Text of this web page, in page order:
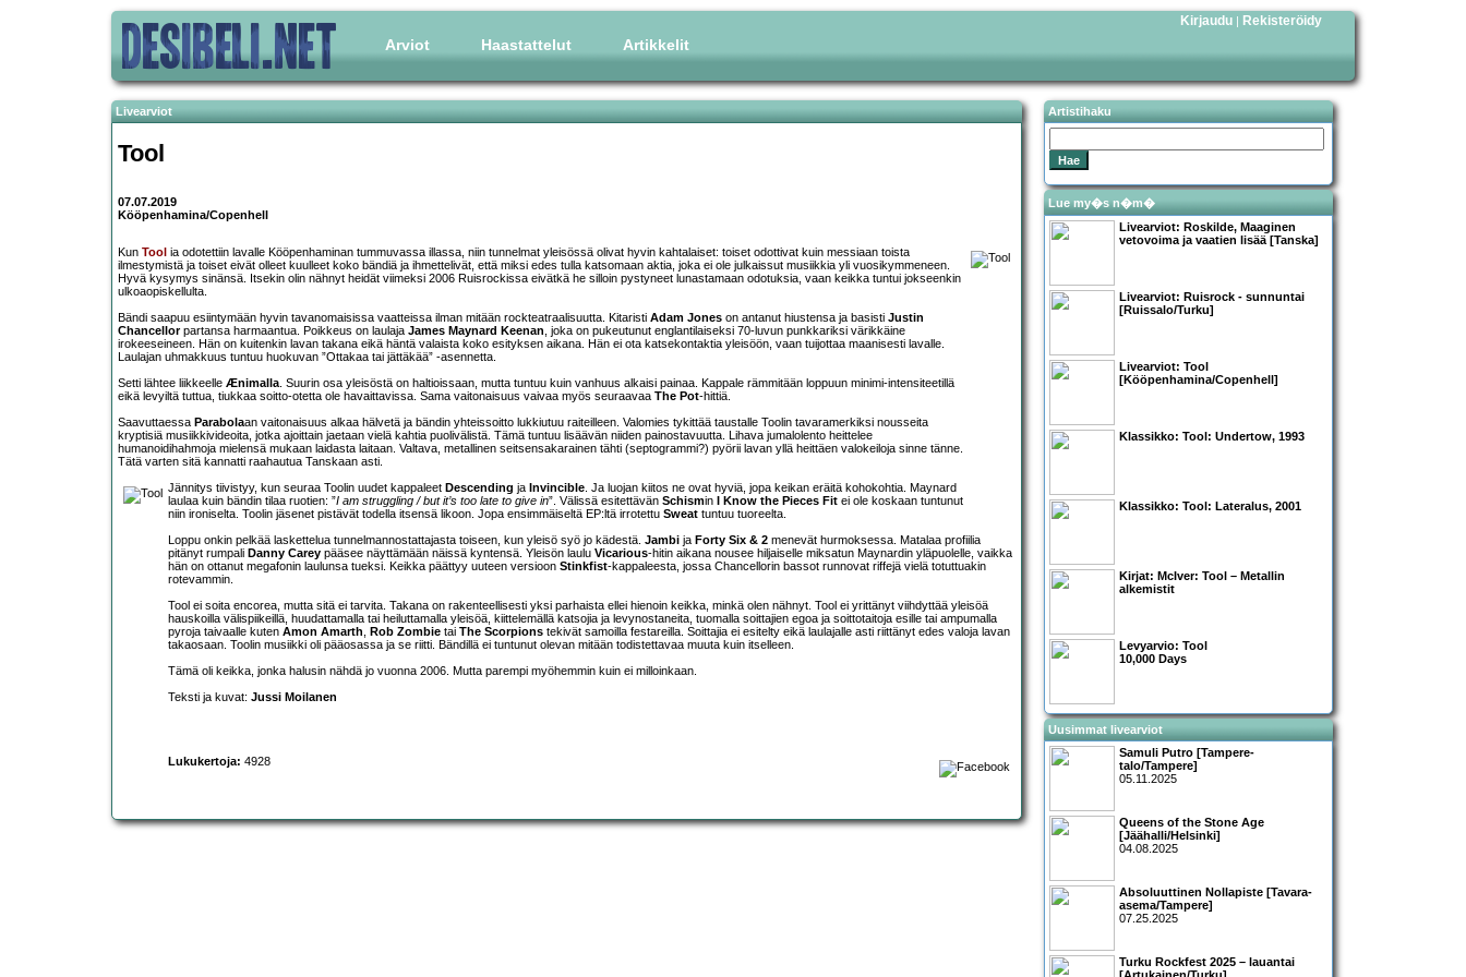
Arviot Haastattelut Artikkelit
Kirjaudu | Rekisteröidy
Livearviot
Tool
07.07.2019
Kööpenhamina/Copenhell
Kun Tool ia odotettiin lavalle Kööpenhaminan tummuvassa illassa, niin tunnelmat yleisössä olivat hyvin kahtalaiset: toiset odottivat kuin messiaan toista
ilmestymistä ja toiset eivät olleet kuulleet koko bändiä ja ihmettelivät, että miksi edes tulla katsomaan aktia, joka ei ole julkaissut musiikkia yli vuosikymmeneen.
Hyvä kysymys sinänsä. Itsekin olin nähnyt heidät viimeksi 2006 Ruisrockissa eivätkä he silloin pystyneet lunastamaan odotuksia, vaan keikka tuntui jokseenkin
ulkoaopiskellulta.
Bändi saapuu esiintymään hyvin tavanomaisissa vaatteissa ilman mitään rockteatraalisuutta. Kitaristi Adam Jones on antanut hiustensa ja basisti Justin
Chancellorpartansa harmaantua. Poikkeus on laulaja James Maynard Keenan, joka on pukeutunut englantilaiseksi 70-luvun punkkariksi värikkäine
irokeeseineen. Hän on kuitenkin lavan takana eikä häntä valaista koko esityksen aikana. Hän ei ota katsekontaktia yleisöön, vaan tuijottaa maanisesti lavalle.
Laulajan uhmakkuus tuntuu huokuvan ”Ottakaa tai jättäkää” -asennetta.
Setti lähtee liikkeelle Ænimalla. Suurin osa yleisöstä on haltioissaan, mutta tuntuu kuin vanhuus alkaisi painaa. Kappale rämmitään loppuun minimi-intensiteetillä
eikä levyiltä tuttua, tiukkaa soitto-otetta ole havaittavissa. Sama vaitonaisuus vaivaa myös seuraavaa The Pot-hittiä.
Saavuttaessa Parabolaan vaitonaisuus alkaa hälvetä ja bändin yhteissoitto lukkiutuu raiteilleen. Valomies tykittää taustalle Toolin tavaramerkiksi nousseita
kryptisiä musiikkivideoita, jotka ajoittain jaetaan vielä kahtia puolivälistä. Tämä tuntuu lisäävän niiden painostavuutta. Lihava jumalolento heittelee
humanoidihahmoja mielensä mukaan laidasta laitaan. Valtava, metallinen seitsensakarainen tähti (septogrammi?) pyörii lavan yllä heittäen valokeiloja sinne tänne.
Tätä varten sitä kannatti raahautua Tanskaan asti.
Jännitys tiivistyy, kun seuraa Toolin uudet kappaleet Descending ja Invincible. Ja luojan kiitos ne ovat hyviä, jopa keikan eräitä kohokohtia. Maynard
laulaa kuin bändin tilaa ruotien: ”I am struggling / but it’s too late to give in”. Välissä esitettävän Schismin I Know the Pieces Fit ei ole koskaan tuntunut
niin ironiselta. Toolin jäsenet pistävät todella itsensä likoon. Jopa ensimmäiseltä EP:ltä irrotettu Sweat tuntuu tuoreelta.
Loppu onkin pelkää laskettelua tunnelmannostattajasta toiseen, kun yleisö syö jo kädestä. Jambi ja Forty Six & 2 menevät hurmoksessa. Matalaa profiilia
pitänyt rumpali Danny Carey pääsee näyttämään näissä kyntensä. Yleisön laulu Vicarious-hitin aikana nousee hiljaiselle miksatun Maynardin yläpuolelle, vaikka
hän on ottanut megafonin laulunsa tueksi. Keikka päättyy uuteen versioon Stinkfist-kappaleesta, jossa Chancellorin bassot runnovat riffejä vielä totuttuakin
rotevammin.
Tool ei soita encorea, mutta sitä ei tarvita. Takana on rakenteellisesti yksi parhaista ellei hienoin keikka, minkä olen nähnyt. Tool ei yrittänyt viihdyttää yleisöä
hauskoilla välispiikeillä, huudattamalla tai heiluttamalla yleisöä, kiittelemällä katsojia ja levynostaneita, tuomalla soittajien egoa ja soittotaitoja esille tai ampumalla
pyroja taivaalle kuten Amon Amarth, Rob Zombie tai The Scorpions tekivät samoilla festareilla. Soittajia ei esitelty eikä laulajalle asti riittänyt edes valoja lavan
takaosaan. Toolin musiikki oli pääosassa ja se riitti. Bändillä ei tuntunut olevan mitään todistettavaa muuta kuin itselleen.
Tämä oli keikka, jonka halusin nähdä jo vuonna 2006. Mutta parempi myöhemmin kuin ei milloinkaan.
Teksti ja kuvat: Jussi Moilanen
Lukukertoja: 4928
Artistihaku
Lue my�s n�m�
Livearviot: Roskilde, Maaginen
vetovoima ja vaatien lisää [Tanska]
Livearviot: Ruisrock - sunnuntai
[Ruissalo/Turku]
Livearviot: Tool
[Kööpenhamina/Copenhell]
Klassikko: Tool : Undertow, 1993
Klassikko: Tool: Lateralus, 2001
Kirjat: McIver: Tool – Metallin
alkemistit
Levyarvio: Tool
10,000 Days
Uusimmat livearviot
Samuli Putro [Tampere-
talo/Tampere]
05.11.2025
Queens of the Stone Age
[Jäähalli/Helsinki]
04.08.2025
Absoluuttinen Nollapiste [Tavara-
asema/Tampere]
07.25.2025
Turku Rockfest 2025 – lauantai